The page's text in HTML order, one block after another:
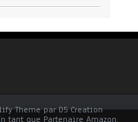
Theme par D5 Creation
tant que Partenaire Amazon,